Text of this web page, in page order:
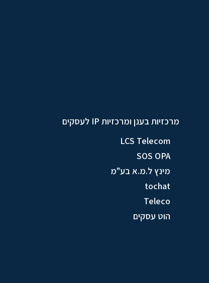
מרכזיות בענן ומרכזיות IP לעסקים
LCS Telecom
SOS OPA
מינץ ל.מ.א בע"מ
tochat
Teleco
הוט עסקים